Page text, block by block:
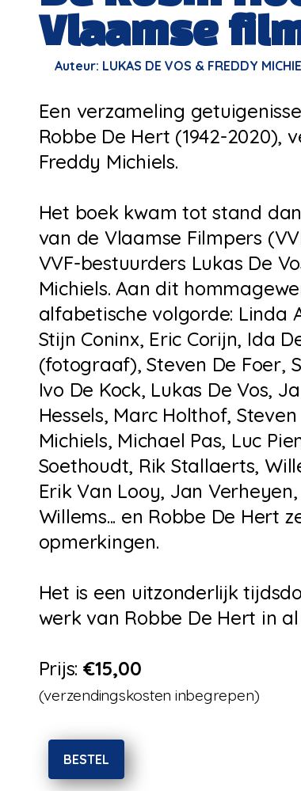
Vlaamse
Auteur: LUKAS DE VOS & FREDDY
Een verzameling
Robbe De Hert (1942-2020),
Freddy Michiels.
Het boek kwam tot stand
van de Vlaamse Filmpers
VVF-bestuurders Lukas De
Michiels. Aan dit
alfabetische volgorde: Linda
Stijn Coninx, Eric Corijn, Ida
(fotograaf), Steven De Foer,
Ivo De Kock, Lukas De Vos,
Hessels, Marc Holthof,
Michiels, Michael Pas, Luc
Soethoudt, Rik Stallaerts,
Erik Van Looy, Jan
Willems... en Robbe De Hert
opmerkingen.
Het is een uitzonderlijk
werk van Robbe De Hert in
Prijs: €15,00
(verzendingskosten inbegrepen)
BESTEL